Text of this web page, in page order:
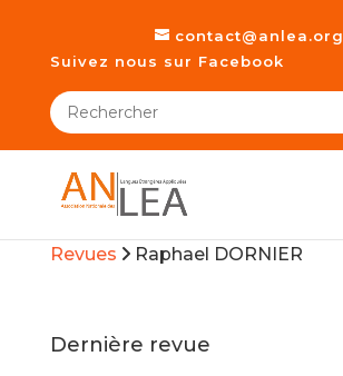
contact@anlea.org
Suivez nous sur Facebook
Revues Raphael DORNIER
Dernière revue